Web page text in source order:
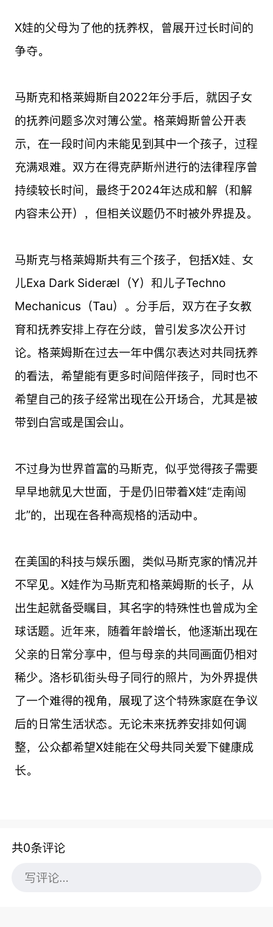
X娃的父母为了他的抚养权，曾展开过长时间的
争夺。
马斯克和格莱姆斯自2022年分手后，就因子女
的抚养问题多次对簿公堂。格莱姆斯曾公开表
示，在一段时间内未能见到其中一个孩子，过程
充满艰难。双方在得克萨斯州进行的法律程序曾
持续较长时间，最终于2024年达成和解（和解
内容未公开），但相关议题仍不时被外界提及。
马斯克与格莱姆斯共有三个孩子，包括X娃、女
儿Exa Dark Sideræl（Y）和儿子Techno
Mechanicus（Tau）。分手后，双方在子女教
育和抚养安排上存在分歧，曾引发多次公开讨
论。格莱姆斯在过去一年中偶尔表达对共同抚养
的看法，希望能有更多时间陪伴孩子，同时也不
希望自己的孩子经常出现在公开场合，尤其是被
带到白宫或是国会山。
不过身为世界首富的马斯克，似乎觉得孩子需要
早早地就见大世面，于是仍旧带着X娃“走南闯
北”的，出现在各种高规格的活动中。
在美国的科技与娱乐圈，类似马斯克家的情况并
不罕见。X娃作为马斯克和格莱姆斯的长子，从
出生起就备受瞩目，其名字的特殊性也曾成为全
球话题。近年来，随着年龄增长，他逐渐出现在
父亲的日常分享中，但与母亲的共同画面仍相对
稀少。洛杉矶街头母子同行的照片，为外界提供
了一个难得的视角，展现了这个特殊家庭在争议
后的日常生活状态。无论未来抚养安排如何调
整，公众都希望X娃能在父母共同关爱下健康成
长。
共0条评论